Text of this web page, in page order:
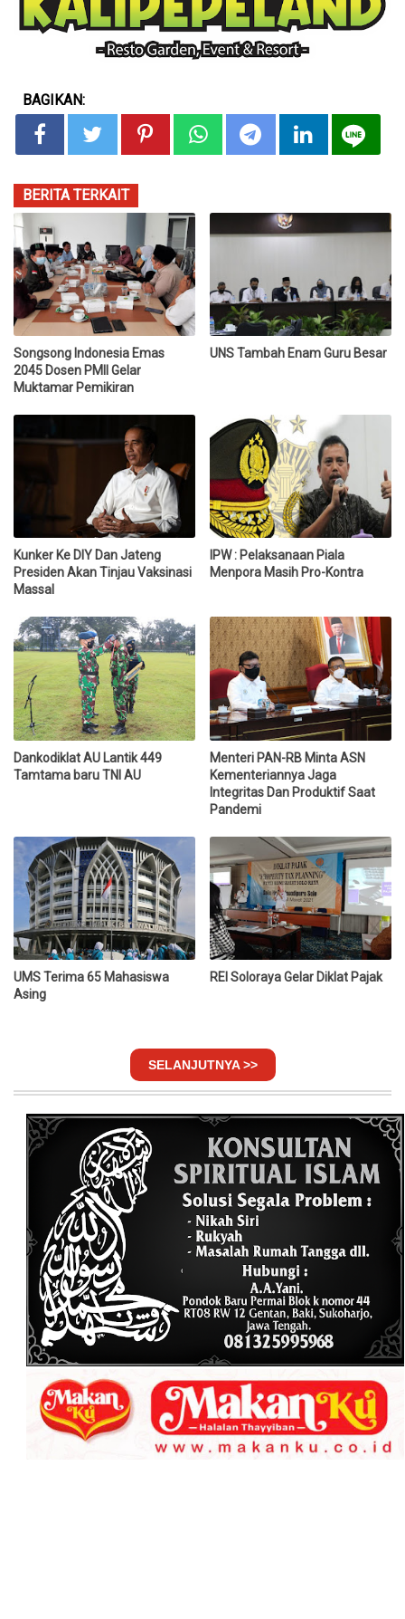
BAGIKAN:
BERITA TERKAIT
Songsong Indonesia Emas
2045 Dosen PMII Gelar
Muktamar Pemikiran
UNS Tambah Enam Guru Besar
Kunker Ke DIY Dan Jateng
Presiden Akan Tinjau Vaksinasi
Massal
IPW : Pelaksanaan Piala
Menpora Masih Pro-Kontra
Dankodiklat AU Lantik 449
Tamtama baru TNI AU
Menteri PAN-RB Minta ASN
Kementeriannya Jaga
Integritas Dan Produktif Saat
Pandemi
UMS Terima 65 Mahasiswa
Asing
REI Soloraya Gelar Diklat Pajak
SELANJUTNYA >>